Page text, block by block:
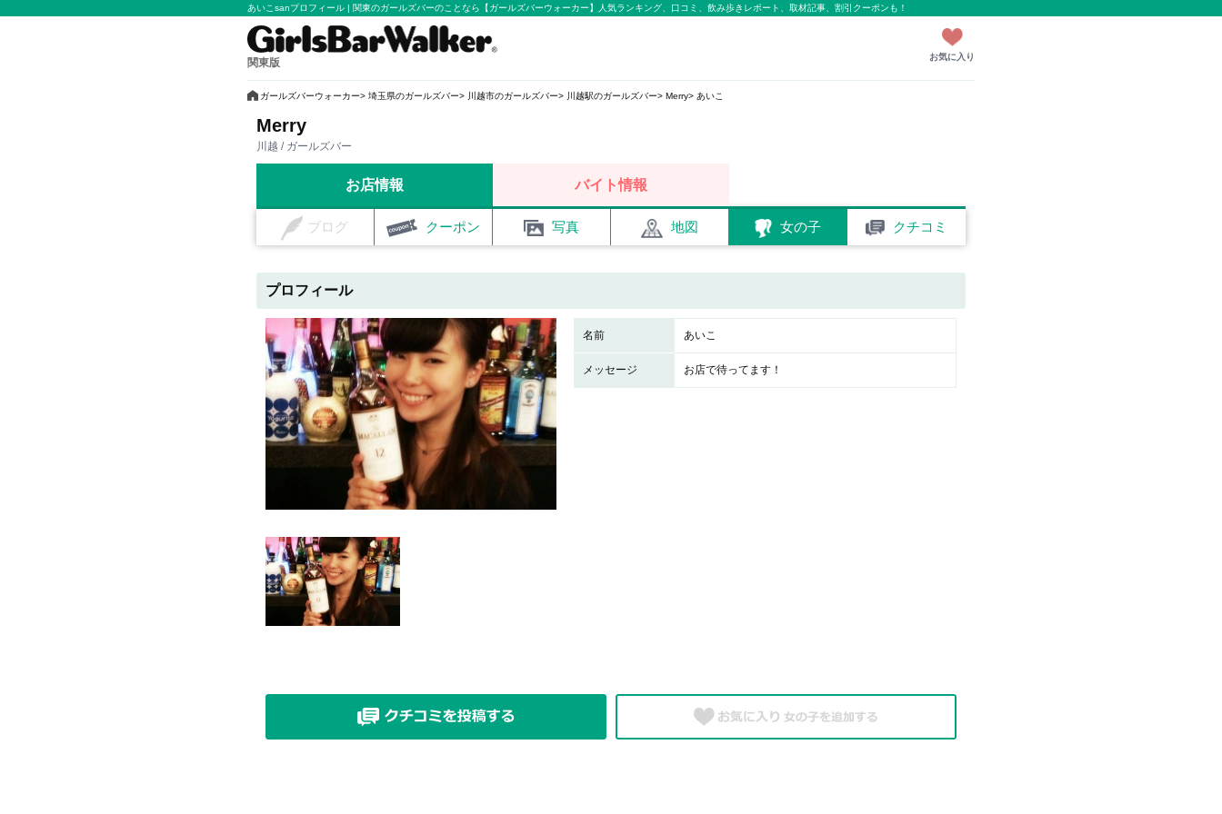
あいこsanプロフィール | 関東のガールズバーのことなら【ガールズバーウォーカー】人気ランキング、口コミ、飲み歩きレポート、取材記事、割引クーポンも！
関東版 お気に入り
ガールズバーウォーカー 埼玉県のガールズバー 川越市のガールズバー 川越駅のガールズバー Merry あいこ
Merry
川越 / ガールズバー
お店情報 バイト情報
ブログ クーポン 写真 地図 女の子 クチコミ
プロフィール
名前 あいこ
メッセージ お店で待ってます！